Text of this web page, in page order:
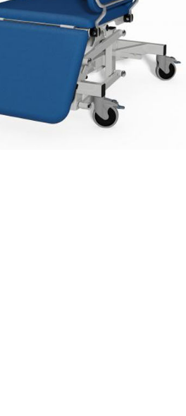
Brjóstaaðgerðir
Þrýstingsvörur